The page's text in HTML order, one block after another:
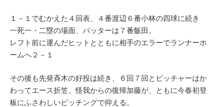
１－１でむかえた４回表、４番渡辺６番小林の四球に続き
一死一・二塁の場面、バッターは７番飯田。
レフト前に運んだヒットとともに相手のエラーでランナーホ
ームへ２－１
その後も先発斉木の好投は続き、６回７回とピッチャーはか
わってエース折笠、怪我からの復帰加藤が、ともに今春初登
板にふさわしいピッチングで抑える。